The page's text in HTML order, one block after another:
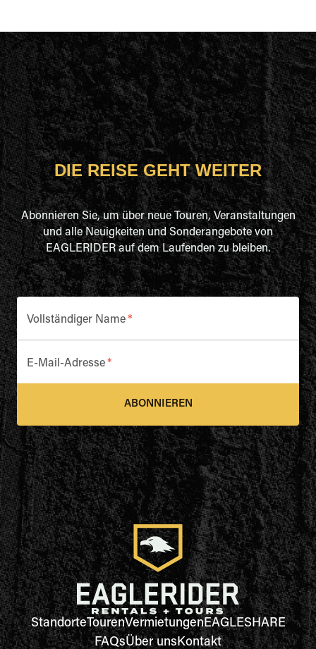
DIE REISE GEHT WEITER
Abonnieren Sie, um über neue Touren, Veranstaltungen
und alle Neuigkeiten und Sonderangebote von
EAGLERIDER auf dem Laufenden zu bleiben.
Vollständiger Name*
E-Mail-Adresse*
ABONNIEREN
StandorteTourenVermietungenEAGLESHARE
FAQsÜber unsKontakt